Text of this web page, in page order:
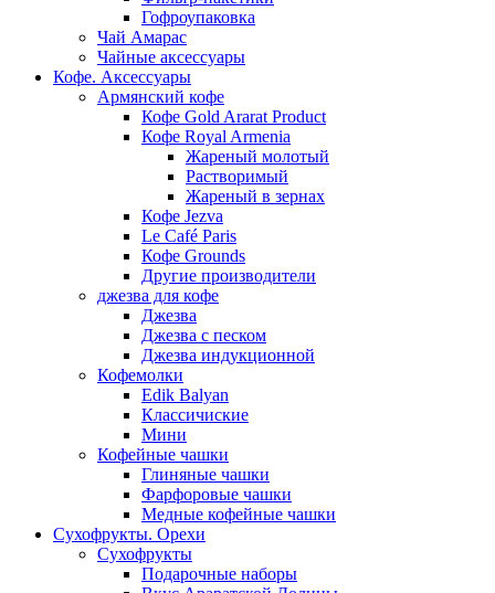
Гофроупаковка
Чай Амарас
Чайные аксессуары
Кофе. Аксессуары
Армянский кофе
Кофе Gold Ararat Product
Кофе Royal Armenia
Жареный молотый
Растворимый
Жареный в зернах
Кофе Jezva
Le Café Paris
Кофе Grounds
Другие производители
джезва для кофе
Джезва
Джезва с песком
Джезва индукционной
Кофемолки
Edik Balyan
Классичиские
Мини
Кофейные чашки
Глиняные чашки
Фарфоровые чашки
Медные кофейные чашки
Сухофрукты. Орехи
Сухофрукты
Подарочные наборы